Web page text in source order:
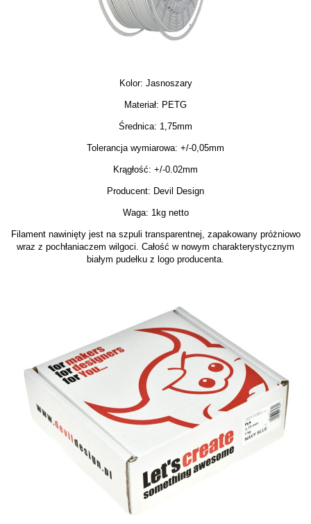
Kolor: Jasnoszary
Materiał: PETG
Średnica: 1,75mm
Tolerancja wymiarowa: +/-0,05mm
Krągłość: +/-0.02mm
Producent: Devil Design
Waga: 1kg netto
Filament nawinięty jest na szpuli transparentnej, zapakowany próżniowo
wraz z pochłaniaczem wilgoci. Całość w nowym charakterystycznym
białym pudełku z logo producenta.